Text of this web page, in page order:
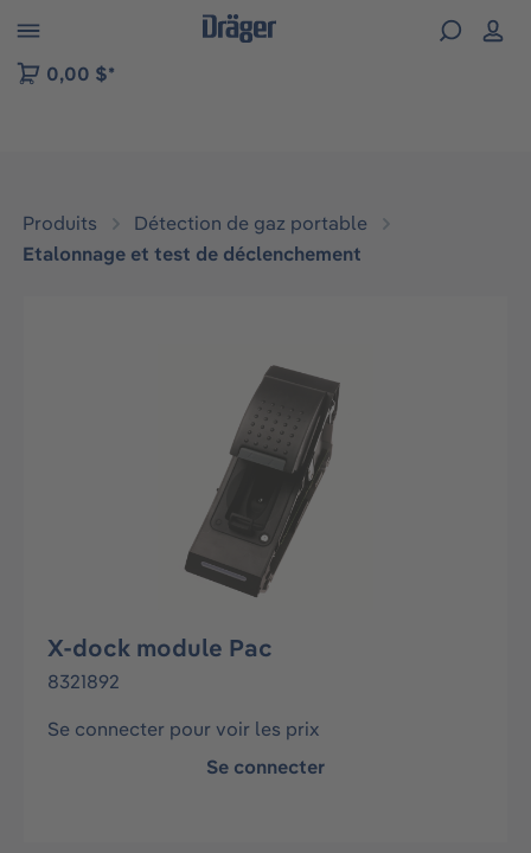
to B2B platform navigation
0,00 $*
Produits
Détection de gaz portable
Etalonnage et test de déclenchement
X-dock module Pac
8321892
Se connecter pour voir les prix
Se connecter